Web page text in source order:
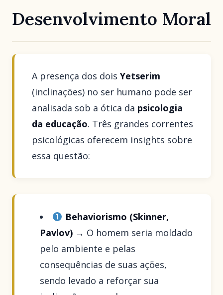
Desenvolvimento Moral
A presença dos doisYetserim
(inclinações) no ser humano pode ser
analisada sob a ótica da psicologia
da educação. Três grandes correntes
psicológicas oferecem insights sobre
essa questão:
Behaviorismo (Skinner,
Pavlov) → O homem seria moldado
pelo ambiente e pelas
consequências de suas ações,
sendo levado a reforçar sua